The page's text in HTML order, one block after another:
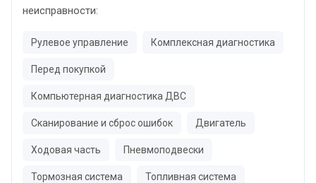
неисправности:
Рулевое управление Комплексная диагностика
Перед покупкой
Компьютерная диагностика ДВС
Сканирование и сброс ошибок Двигатель
Ходовая часть Пневмоподвески
Тормозная система Топливная система